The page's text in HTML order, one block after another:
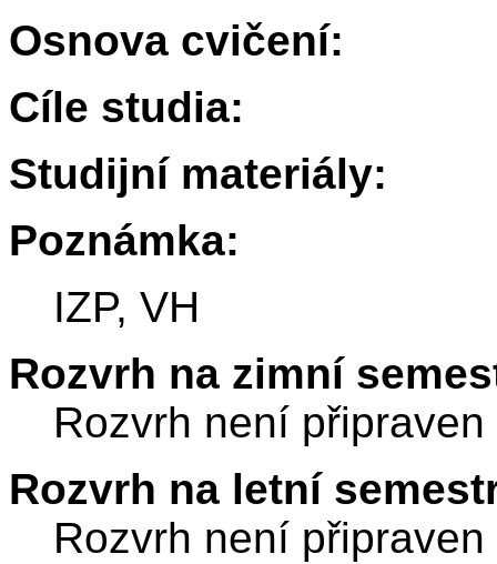
Osnova cvičení:
Cíle studia:
Studijní materiály:
Poznámka:
IZP, VH
Rozvrh na zimní
Rozvrh není připraven
Rozvrh na letní
Rozvrh není připraven